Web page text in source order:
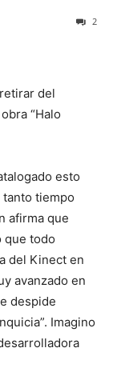
2
del
“Halo
esto
tanto tiempo
afirma que
que todo
del Kinect en
avanzado en
despide
Imagino